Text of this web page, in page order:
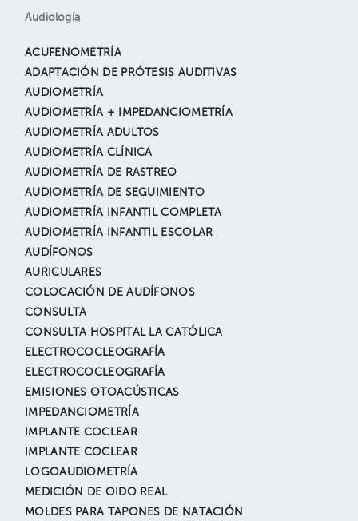
Audiología
ACUFENOMETRÍA
ADAPTACIÓN DE PRÓTESIS AUDITIVAS
AUDIOMETRÍA
AUDIOMETRÍA + IMPEDANCIOMETRÍA
AUDIOMETRÍA ADULTOS
AUDIOMETRÍA CLÍNICA
AUDIOMETRÍA DE RASTREO
AUDIOMETRÍA DE SEGUIMIENTO
AUDIOMETRÍA INFANTIL COMPLETA
AUDIOMETRÍA INFANTIL ESCOLAR
AUDÍFONOS
AURICULARES
COLOCACIÓN DE AUDÍFONOS
CONSULTA
CONSULTA HOSPITAL LA CATÓLICA
ELECTROCOCLEOGRAFÍA
ELECTROCOCLEOGRAFÍA
EMISIONES OTOACÚSTICAS
IMPEDANCIOMETRÍA
IMPLANTE COCLEAR
IMPLANTE COCLEAR
LOGOAUDIOMETRÍA
MEDICIÓN DE OIDO REAL
MOLDES PARA TAPONES DE NATACIÓN